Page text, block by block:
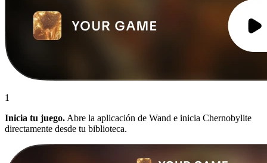
1
Inicia tu juego. Abre la aplicación de Wand e inicia Chernobylite
directamente desde tu biblioteca.